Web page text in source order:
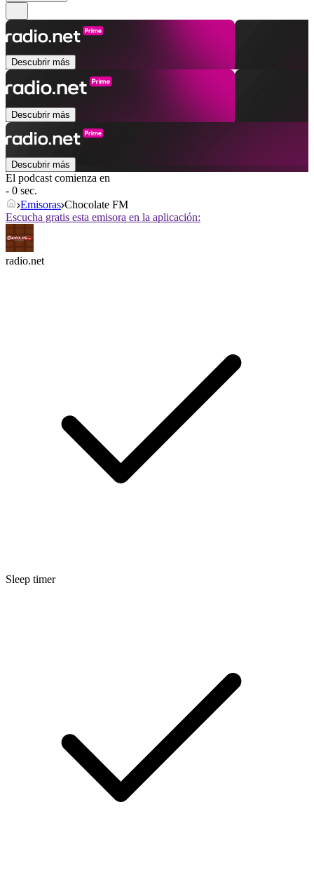
Descubrir más
Descubrir más
Descubrir más
El podcast comienza en
- 0 sec.
Emisoras Chocolate FM
Escucha gratis esta emisora en la aplicación:
radio.net
Sleep timer